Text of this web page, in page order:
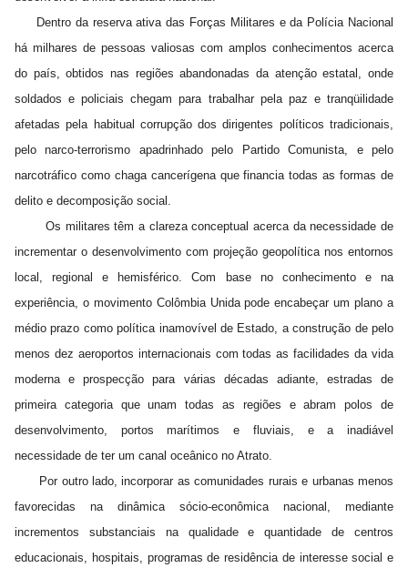
Dentro da reserva ativa das Forças Militares e da Polícia Nacional
há milhares de pessoas valiosas com amplos conhecimentos acerca
do país, obtidos nas regiões abandonadas da atenção estatal, onde
soldados e policiais chegam para trabalhar pela paz e tranqüilidade
afetadas pela habitual corrupção dos dirigentes políticos tradicionais,
pelo narco-terrorismo apadrinhado pelo Partido Comunista, e pelo
narcotráfico como chaga cancerígena que financia todas as formas de
delito e decomposição social.
Os militares têm a clareza conceptual acerca da necessidade de
incrementar o desenvolvimento com projeção geopolítica nos entornos
local, regional e hemisférico. Com base no conhecimento e na
experiência, o movimento Colômbia Unida pode encabeçar um plano a
médio prazo como política inamovível de Estado, a construção de pelo
menos dez aeroportos internacionais com todas as facilidades da vida
moderna e prospecção para várias décadas adiante, estradas de
primeira categoria que unam todas as regiões e abram polos de
desenvolvimento, portos marítimos e fluviais, e a inadiável
necessidade de ter um canal oceânico no Atrato.
Por outro lado, incorporar as comunidades rurais e urbanas menos
favorecidas na dinâmica sócio-econômica nacional, mediante
incrementos substanciais na qualidade e quantidade de centros
educacionais, hospitais, programas de residência de interesse social e